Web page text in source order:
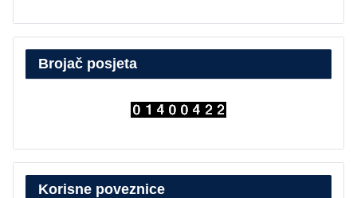
Brojač posjeta
Korisne poveznice